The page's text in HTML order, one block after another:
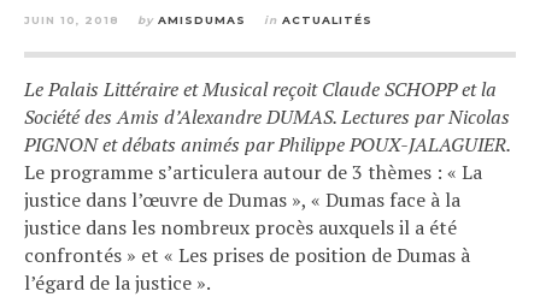
JUIN 10, 2018 by AMISDUMAS in ACTUALITÉS
Le Palais Littéraire et Musical reçoit Claude SCHOPP et la
Société des Amis d’Alexandre DUMAS. Lectures par Nicolas
PIGNON et débats animés par Philippe POUX-JALAGUIER.
Le programme s’articulera autour de 3 thèmes : « La
justice dans l’œuvre de Dumas », « Dumas face à la
justice dans les nombreux procès auxquels il a été
confrontés » et « Les prises de position de Dumas à
l’égard de la justice ».